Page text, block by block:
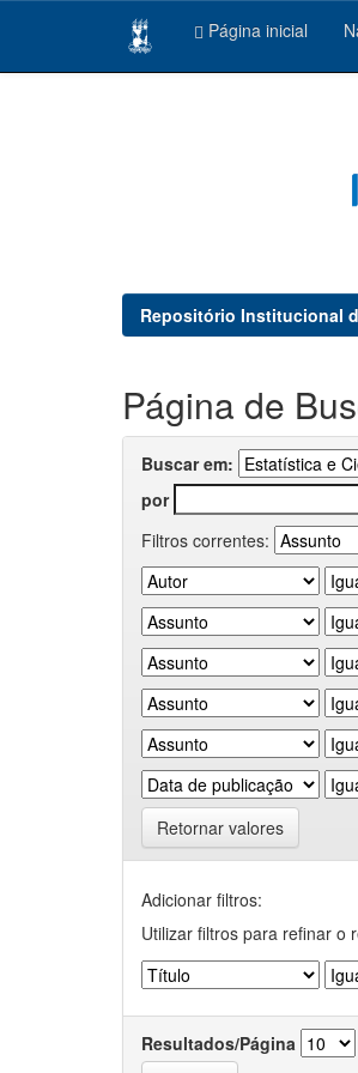
Página inicial
Repositório Institucional
Página de
Buscar em:
por
Filtros correntes:
Retornar valores
Adicionar filtros:
Utilizar filtros para refinar o
Resultados/Página